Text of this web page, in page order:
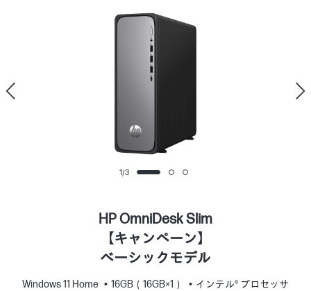
1/3
HP OmniDesk Slim
【キャンペーン】
ベーシックモデル
Windows 11 Home 16GB（16GB×1）
インテル® プロセッサ